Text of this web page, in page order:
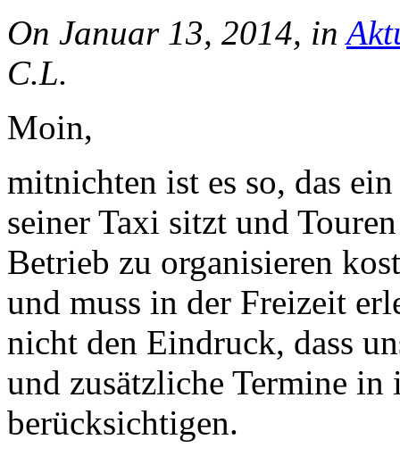
On Januar 13, 2014, in
C.L.
Moin,
mitnichten ist es so, das
seiner Taxi sitzt und
Betrieb zu organisieren
und muss in der Freizeit
nicht den Eindruck, dass
und zusätzliche Termine in
berücksichtigen.